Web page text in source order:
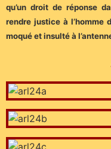
qu’un droit de réponse
rendre justice à l’homme
moqué et insulté à